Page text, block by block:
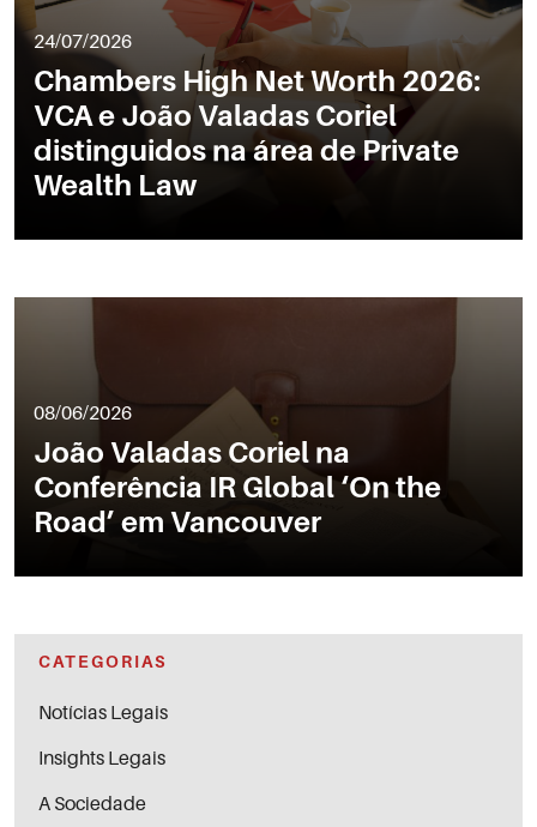
24/07/2026
Chambers High Net Worth 2026:
VCA e João Valadas Coriel
distinguidos na área de Private
Wealth Law
08/06/2026
João Valadas Coriel na
Conferência IR Global ‘On the
Road’ em Vancouver
CATEGORIAS
Notícias Legais
Insights Legais
A Sociedade